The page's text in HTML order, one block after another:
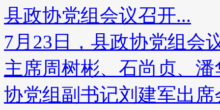
县政协党组会议召开...
7月23日，县政协党组会
主席周树彬、石尚贞、
协党组副书记刘建军出席